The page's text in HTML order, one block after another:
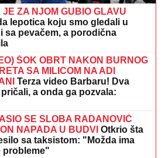
Emina Jahović pokradena
na prevaru devojke iz Crne